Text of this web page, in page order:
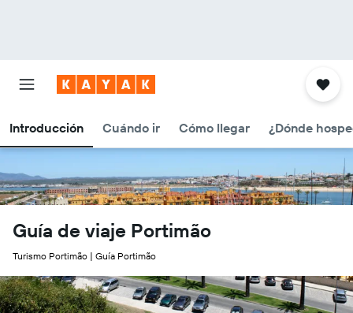
Introducción Cuándo ir Cómo llegar ¿Dónde
Guía de viaje Portimão
Turismo Portimão | Guía Portimão